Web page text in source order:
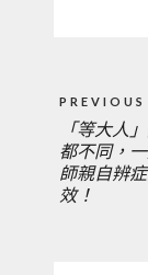
導
覽
PREVIOUS
PREVIOUS
POST:
「等大人
都不同，
師親自辨
效！